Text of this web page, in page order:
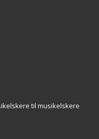
til musikelskere